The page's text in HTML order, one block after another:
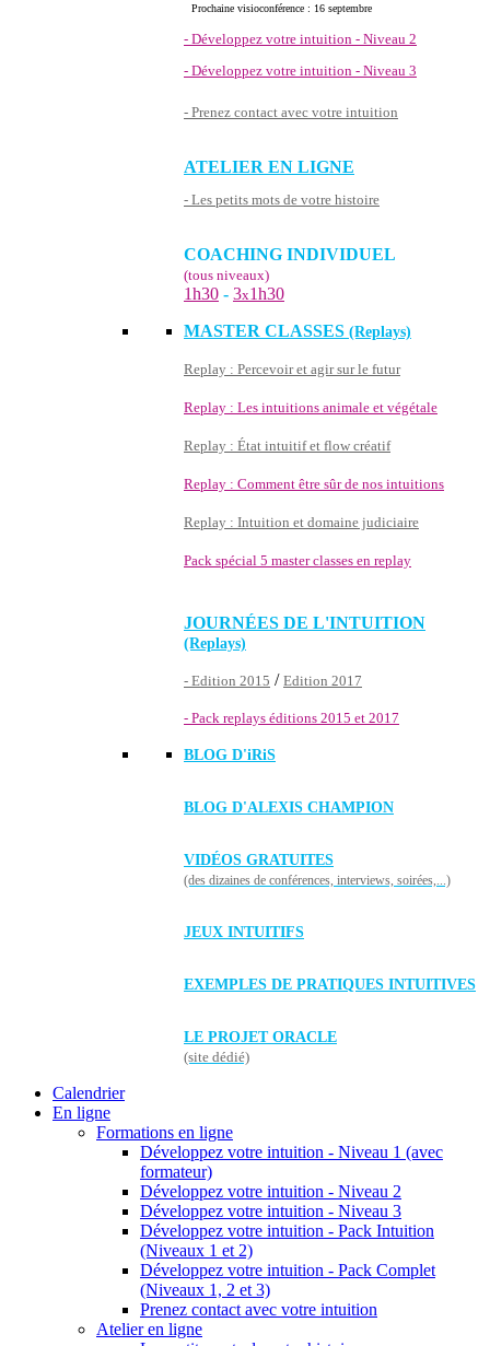
Prochaine visioconférence : 16 septembre
- Développez votre intuition - Niveau 2
- Développez votre intuition - Niveau 3
- Prenez contact avec votre intuition
ATELIER EN LIGNE
- Les petits mots de votre histoire
COACHING INDIVIDUEL
(tous niveaux)
1h30 - 3x1h30
MASTER CLASSES (Replays)
Replay : Percevoir et agir sur le futur
Replay : Les intuitions animale et végétale
Replay : État intuitif et flow créatif
Replay : Comment être sûr de nos intuitions
Replay : Intuition et domaine judiciaire
Pack spécial 5 master classes en replay
JOURNÉES DE L'INTUITION
(Replays)
- Edition 2015 / Edition 2017
- Pack replays éditions 2015 et 2017
BLOG D'iRiS
BLOG D'ALEXIS CHAMPION
VIDÉOS GRATUITES
(des dizaines de conférences, interviews, soirées,...)
JEUX INTUITIFS
EXEMPLES DE PRATIQUES INTUITIVES
LE PROJET ORACLE
(site dédié)
Calendrier
En ligne
Formations en ligne
Développez votre intuition - Niveau 1 (avec
formateur)
Développez votre intuition - Niveau 2
Développez votre intuition - Niveau 3
Développez votre intuition - Pack Intuition
(Niveaux 1 et 2)
Développez votre intuition - Pack Complet
(Niveaux 1, 2 et 3)
Prenez contact avec votre intuition
Atelier en ligne